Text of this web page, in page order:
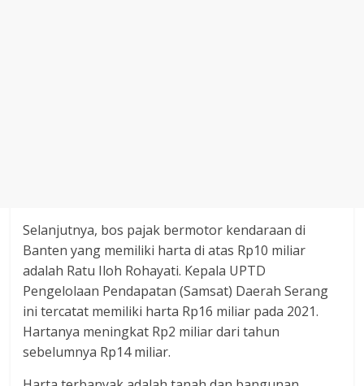
Selanjutnya, bos pajak bermotor kendaraan di
Banten yang memiliki harta di atas Rp10 miliar
adalah Ratu Iloh Rohayati. Kepala UPTD
Pengelolaan Pendapatan (Samsat) Daerah Serang
ini tercatat memiliki harta Rp16 miliar pada 2021.
Hartanya meningkat Rp2 miliar dari tahun
sebelumnya Rp14 miliar.